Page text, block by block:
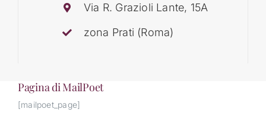
Via R. Grazioli Lante, 15A
zona Prati (Roma)
Pagina di MailPoet
[mailpoet_page]